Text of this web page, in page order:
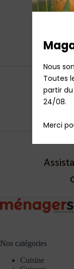
par CB
Nos catégories
Cuisine
Nous
Toutes
partir
24/08.
Merci